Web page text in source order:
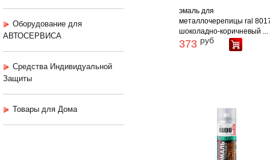
Оборудование для
АВТОСЕРВИСА
Средства Индивидуальной
Защиты
Товары для Дома
эмаль для
металлочерепицы ral
шоколадно-коричневый ...
373 руб